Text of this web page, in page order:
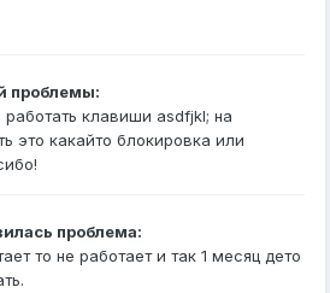
проблемы:
клавиши asdfjkl; на
это какайто блокировка или
проблема:
то не работает и так 1 месяц дето